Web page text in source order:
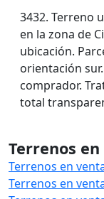
3432. Terreno
en la zona de
ubicación.
orientación
comprador.
total
Terrenos
Terrenos en
Terrenos en